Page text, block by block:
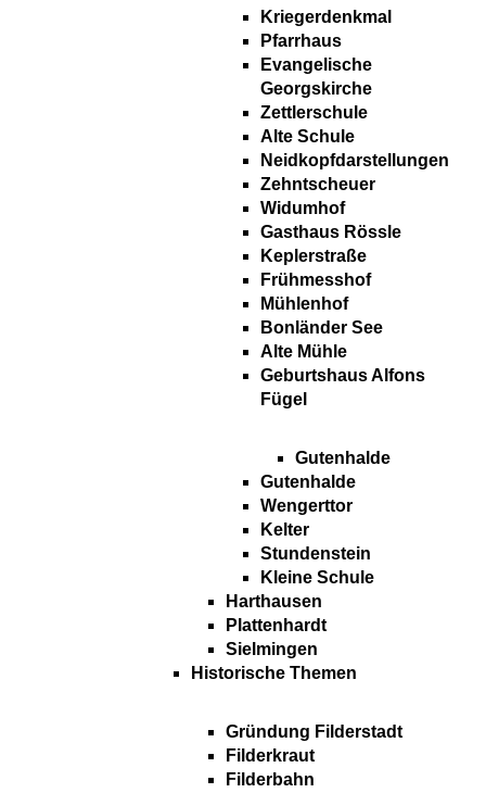
Kriegerdenkmal
Pfarrhaus
Evangelische
Georgskirche
Zettlerschule
Alte Schule
Neidkopfdarstellungen
Zehntscheuer
Widumhof
Gasthaus Rössle
Keplerstraße
Frühmesshof
Mühlenhof
Bonländer See
Alte Mühle
Geburtshaus Alfons
Fügel
Gutenhalde
Gutenhalde
Wengerttor
Kelter
Stundenstein
Kleine Schule
Harthausen
Plattenhardt
Sielmingen
Historische Themen
Gründung Filderstadt
Filderkraut
Filderbahn